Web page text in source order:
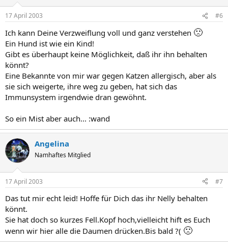
17 April 2003 #6
Ich kann Deine Verzweiflung voll und ganz verstehen 🙁
Ein Hund ist wie ein Kind!
Gibt es überhaupt keine Möglichkeit, daß ihr ihn behalten
könnt?
Eine Bekannte von mir war gegen Katzen allergisch, aber als
sie sich weigerte, ihre weg zu geben, hat sich das
Immunsystem irgendwie dran gewöhnt.
So ein Mist aber auch... :wand
Angelina
Namhaftes Mitglied
17 April 2003 #7
Das tut mir echt leid! Hoffe für Dich das ihr Nelly behalten
könnt.
Sie hat doch so kurzes Fell.Kopf hoch,vielleicht hift es Euch
wenn wir hier alle die Daumen drücken.Bis bald ?( 🙁